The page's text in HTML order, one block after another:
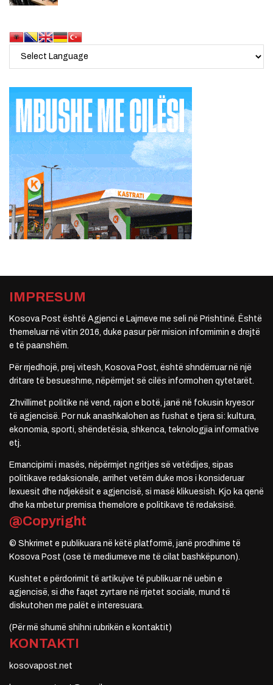
IMPRESUM
Kosova Post është Agjenci e Lajmeve me seli në Prishtinë. Është
themeluar në vitin 2016, duke pasur për mision informimin e drejtë
e të paanshëm.
Për rrjedhojë, prej vitesh, Kosova Post, është shndërruar në një
dritare të besueshme, nëpërmjet së cilës informohen qytetarët.
Zhvillimet politike në vend, rajon e botë, janë në fokusin kryesor
të agjencisë. Por nuk anashkalohen as fushat e tjera si: kultura,
ekonomia, sporti, shëndetësia, shkenca, teknologjia informative
etj.
Emancipimi i masës, nëpërmjet ngritjes së vetëdijes, sipas
politikave redaksionale, arrihet vetëm duke mos i konsideruar
lexuesit dhe ndjekësit e agjencisë, si masë klikuesish. Kjo ka qenë
dhe ka mbetur premisa themelore e politikave të redaksisë.
@Copyright
© Shkrimet e publikuara në këtë platformë, janë prodhime të
Kosova Post (ose të mediumeve me të cilat bashkëpunon).
Kushtet e përdorimit të artikujve të publikuar në uebin e
agjencisë, si dhe faqet zyrtare në rrjetet sociale, mund të
diskutohen me palët e interesuara.
(Për më shumë shihni rubrikën e kontaktit)
KONTAKTI
kosovapost.net